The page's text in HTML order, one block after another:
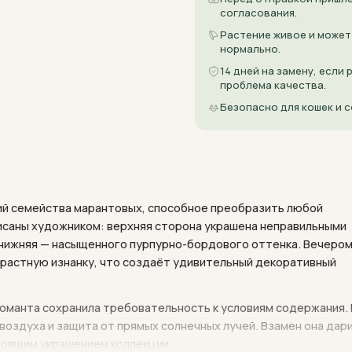
согласования.
Растение живое и
нормально.
14 дней на замену, если
проблема качества.
Безопасно для кошек и
семейства марантовых, способное преобразить любой
художником: верхняя сторона украшена неправильными
— насыщенного пурпурно-бордового оттенка. Вечером
изнанку, что создаёт удивительный декоративный
сохранила требовательность к условиям содержания.
и защита от прямых солнечных лучей. Взамен она
украшением коллекции.